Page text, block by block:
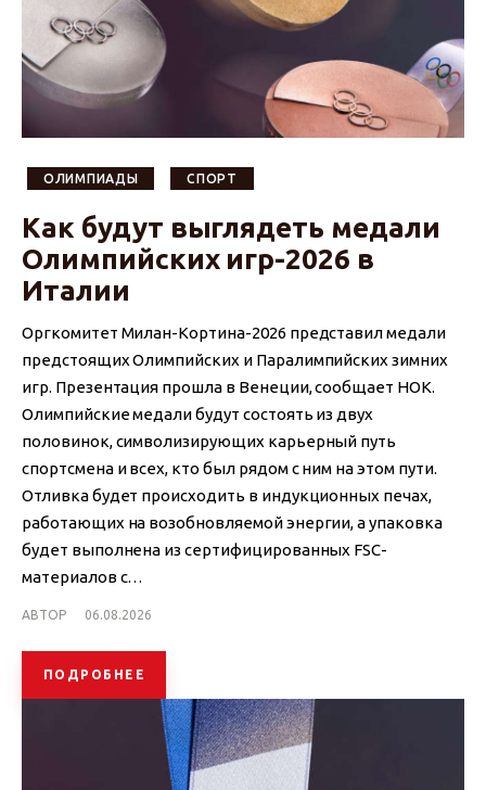
ОЛИМПИАДЫ СПОРТ
Как будут выглядеть медали
Олимпийских игр-2026 в
Италии
Оргкомитет Милан-Кортина-2026 представил медали
предстоящих Олимпийских и Паралимпийских зимних
игр. Презентация прошла в Венеции, сообщает НОК.
Олимпийские медали будут состоять из двух
половинок, символизирующих карьерный путь
спортсмена и всех, кто был рядом с ним на этом пути.
Отливка будет происходить в индукционных печах,
работающих на возобновляемой энергии, а упаковка
будет выполнена из сертифицированных FSC-
материалов с…
АВТОР 06.08.2026
ПОДРОБНЕЕ